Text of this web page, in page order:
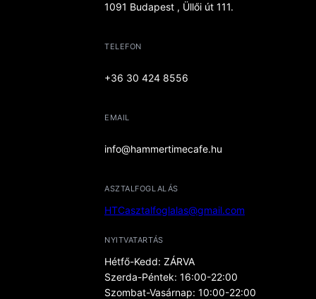
1091 Budapest , Üllői út 111.
TELEFON
+36 30 424 8556
EMAIL
info@hammertimecafe.hu
ASZTALFOGLALÁS
HTCasztalfoglalas@gmail.com
NYITVATARTÁS
Hétfő-Kedd: ZÁRVA
Szerda-Péntek: 16:00-22:00
Szombat-Vasárnap: 10:00-22:00